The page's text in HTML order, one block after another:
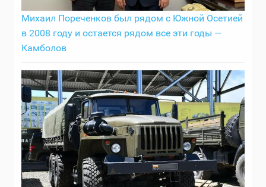
Михаил Пореченков был рядом с Южной Осетией
в 2008 году и остается рядом все эти годы —
Камболов